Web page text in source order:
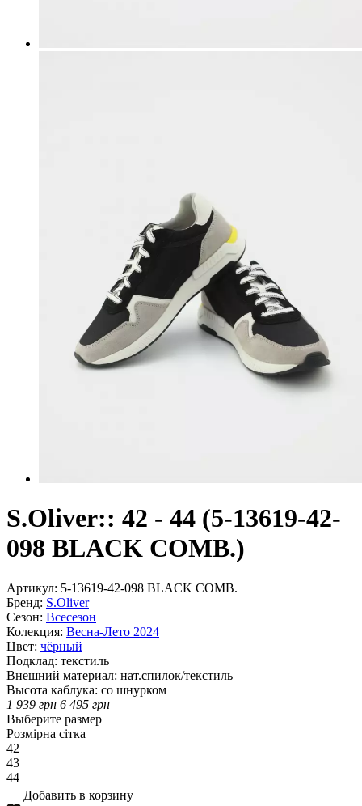
S.Oliver:: 42 - 44 (5-13619-42-
098 BLACK COMB.)
Артикул: 5-13619-42-098 BLACK COMB.
Бренд: S.Oliver
Сезон: Всесезон
Колекция: Весна-Лето 2024
Цвет: чёрный
Подклад: текстиль
Внешний материал: нат.спилок/текстиль
Высота каблука: сo шнурком
1 939 грн 6 495 грн
Выберите размер
Розмірна сітка
42
43
44
Добавить в корзину